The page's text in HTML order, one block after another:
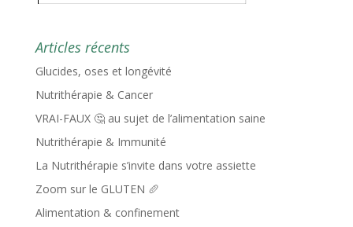
Articles récents
Glucides, oses et longévité
Nutrithérapie & Cancer
VRAI-FAUX 🤔 au sujet de l’alimentation saine
Nutrithérapie & Immunité
La Nutrithérapie s’invite dans votre assiette
Zoom sur le GLUTEN 🥖
Alimentation & confinement